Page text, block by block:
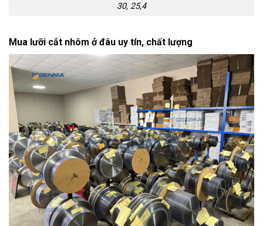
30, 25,4
Mua lưỡi cắt nhôm ở đâu uy tín, chất lượng